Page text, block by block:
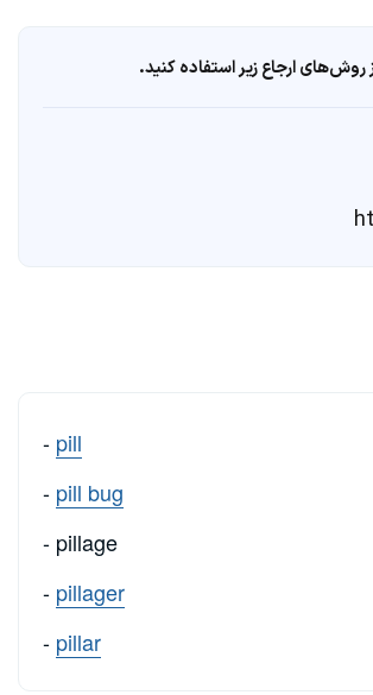
ارجاع زیر استفاده کنید.
- pill
- pill bug
- pillage
- pillager
- pillar